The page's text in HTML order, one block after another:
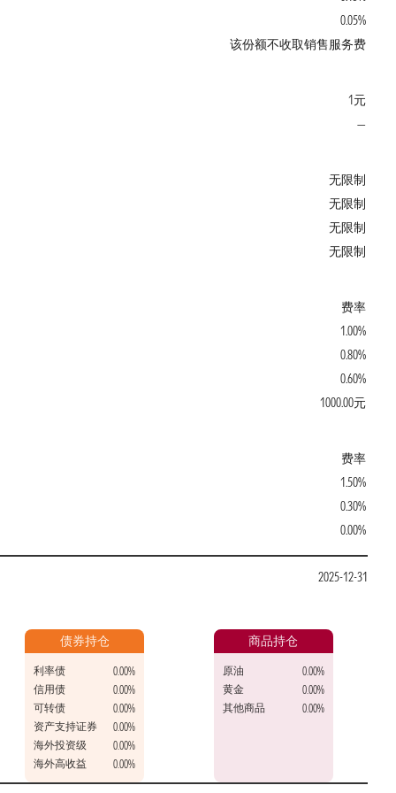
0.05%
该份额不收取销售服务费
1元
—
无限制
无限制
无限制
无限制
费率
1.00%
0.80%
0.60%
1000.00元
费率
1.50%
0.30%
0.00%
2025-12-31
债券持仓
利率债
0.00%
信用债
0.00%
可转债
0.00%
资产支持证券
0.00%
海外投资级
0.00%
海外高收益
0.00%
商品持仓
原油
0.00%
黄金
0.00%
其他商品
0.00%